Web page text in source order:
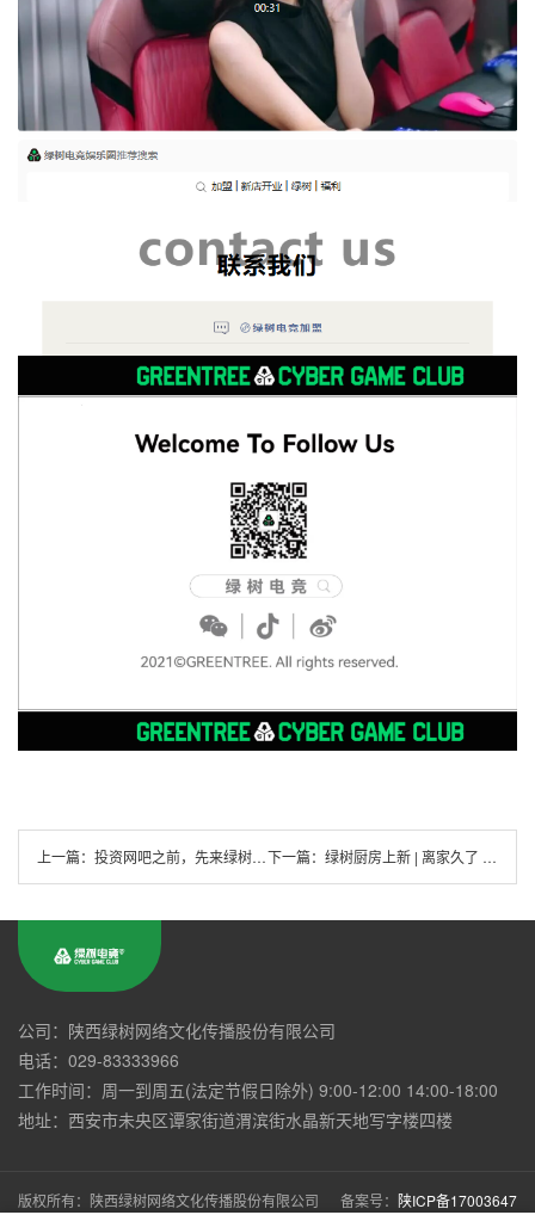
上一篇： 投资网吧之前，先来绿树走一圈~ 下一篇： 绿树厨房上新 | 离家久了 最惦记的就是这一口
公司：陕西绿树网络文化传播股份有限公司
电话：029-83333966
工作时间：周一到周五(法定节假日除外) 9:00-12:00 14:00-18:00
地址：西安市未央区谭家街道渭滨街水晶新天地写字楼四楼
版权所有：陕西绿树网络文化传播股份有限公司 备案号： 陕ICP备17003647